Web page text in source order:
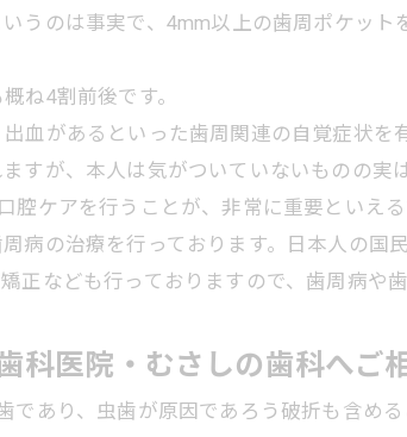
うのは事実で、4mm以上の歯周ポケッ
ね4割前後です。
血があるといった歯周関連の自覚症状を
すが、本人は気がついていないものの実
腔ケアを行うことが、非常に重要といえる
病の治療を行っております。日本人の国
正なども行っておりますので、歯周病や
科医院・むさしの歯科へご
であり、虫歯が原因であろう破折も含め